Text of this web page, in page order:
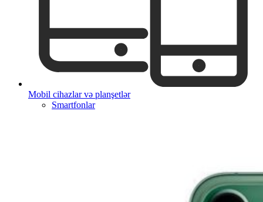
Mobil cihazlar və planşetlər
Smartfonlar